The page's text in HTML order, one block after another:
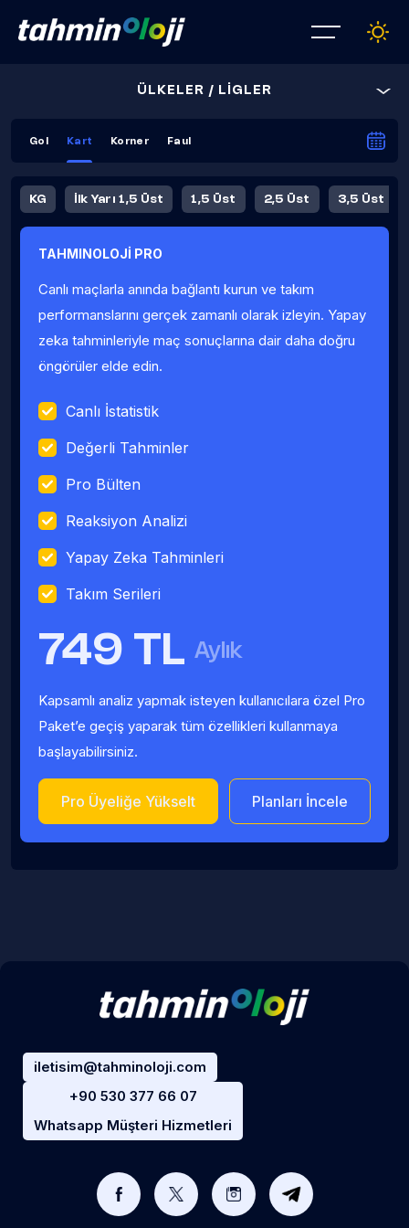
ÜLKELER / LİGLER
Gol Kart Korner Faul
KG İlk Yarı 1,5 Üst 1,5 Üst 2,5 Üst 3,5 Üst
Fauller Ortalama
TAHMINOLOJİ PRO
Canlı maçlarla anında bağlantı kurun ve takım
performanslarını gerçek zamanlı olarak izleyin. Yapay
zeka tahminleriyle maç sonuçlarına dair daha doğru
öngörüler elde edin.
Canlı İstatistik
Değerli Tahminler
Pro Bülten
Reaksiyon Analizi
Yapay Zeka Tahminleri
Takım Serileri
749 TL Aylık
Kapsamlı analiz yapmak isteyen kullanıcılara özel Pro
Paket’e geçiş yaparak tüm özellikleri kullanmaya
başlayabilirsiniz.
Pro Üyeliğe Yükselt Planları İncele
iletisim@tahminoloji.com
+90 530 377 66 07
Whatsapp Müşteri Hizmetleri